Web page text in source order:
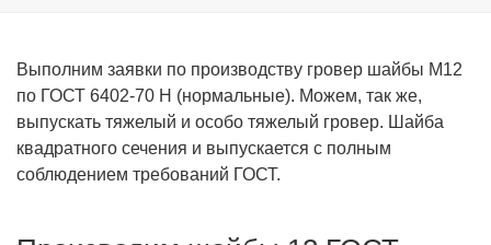
Выполним заявки по производству гровер шайбы М12
по ГОСТ 6402-70 Н (нормальные). Можем, так же,
выпускать тяжелый и особо тяжелый гровер. Шайба
квадратного сечения и выпускается с полным
соблюдением требований ГОСТ.